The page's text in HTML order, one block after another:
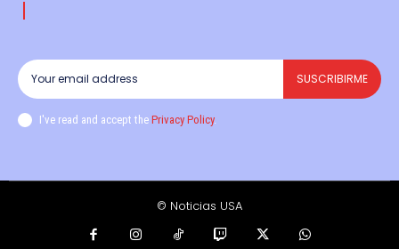
SUSCRIBIRME
I've read and accept the Privacy Policy.
© Noticias USA